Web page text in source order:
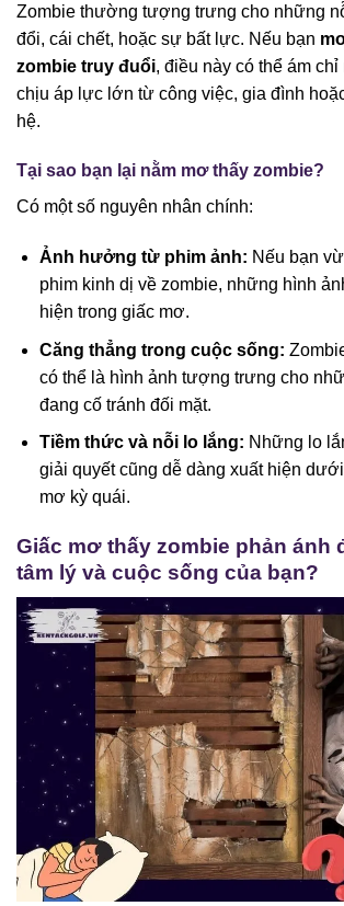
Zombie thường tượng trưng cho những
đổi, cái chết, hoặc sự bất lực. Nếu bạn
zombie truy đuổi, điều này có thể ám
chịu áp lực lớn từ công việc, gia đình
hệ.
Tại sao bạn lại nằm mơ thấy zombie?
Có một số nguyên nhân chính:
Ảnh hưởng từ phim ảnh: Nếu bạn
phim kinh dị về zombie, những hình
hiện trong giấc mơ.
Căng thẳng trong cuộc sống:
có thể là hình ảnh tượng trưng cho
đang cố tránh đối mặt.
Tiềm thức và nỗi lo lắng: Những lo
giải quyết cũng dễ dàng xuất hiện
mơ kỳ quái.
Giấc mơ thấy zombie phản ánh
tâm lý và cuộc sống của bạn?